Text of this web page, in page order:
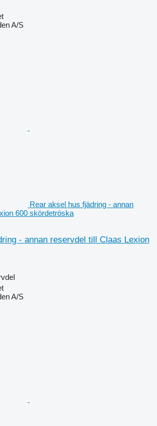
A/S
Rear aksel hus fjädring - annan
600 skördetröska
- annan reservdel till Claas Lexion
A/S